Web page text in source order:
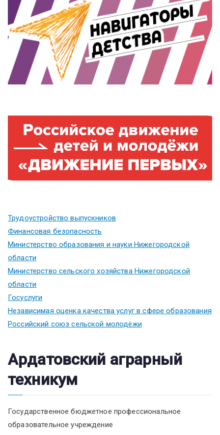
Трудоустройство выпускников
Финансовая безопасность
Министерство образования и науки Нижегородской
области
Министерство сельского хозяйства Нижегородской
области
Госуслуги
Независимая оценка качества услуг в сфере образования
Российский союз сельской молодёжи
Ардатовский аграрный
техникум
Государственное бюджетное профессиональное
образовательное учреждение